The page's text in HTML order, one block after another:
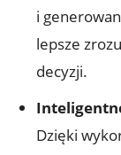
i
lepsze
decyzji.
Dzięki